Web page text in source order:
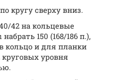
кругу сверху вниз.
42 на кольцевые
150 (168/186 п.),
кольцо и для планки
уровня